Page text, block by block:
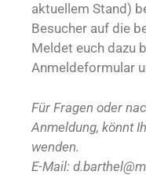
aktuellem Stand)
Besucher auf die
Meldet euch dazu
Anmeldeformular
Für Fragen oder
Anmeldung, könnt
wenden.
E-Mail: